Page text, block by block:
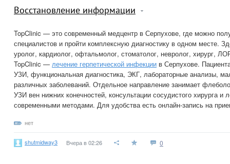
Восстановление информации
TopClinic — это современный медцентр в Серпухове, где можно
специалистов и пройти комплексную диагностику в одном месте.
уролог, кардиолог, офтальмолог, стоматолог, невролог, хирург,
TopClinic — лечение герпетической инфекции в Серпухове.
УЗИ, функциональная диагностика, ЭКГ, лабораторные анализы,
различных заболеваний. Отдельное направление занимает
УЗИ вен нижних конечностей, консультации сосудистого хирурга и
современными методами. Для удобства есть онлайн-запись на
нет
shutmidway3 Вчера в 02:26 0